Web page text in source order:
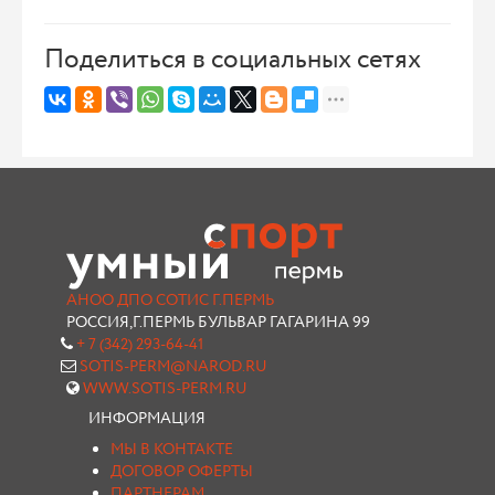
Поделиться в социальных сетях
АНОО ДПО СОТИС Г.ПЕРМЬ
РОССИЯ,Г.ПЕРМЬ БУЛЬВАР ГАГАРИНА 99
+ 7 (342) 293-64-41
SOTIS-PERM@NAROD.RU
WWW.SOTIS-PERM.RU
ИНФОРМАЦИЯ
МЫ В КОНТАКТЕ
ДОГОВОР ОФЕРТЫ